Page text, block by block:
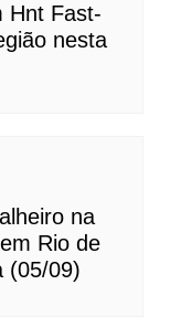
Hnt Fast-
nesta
na
Rio de
(05/09)